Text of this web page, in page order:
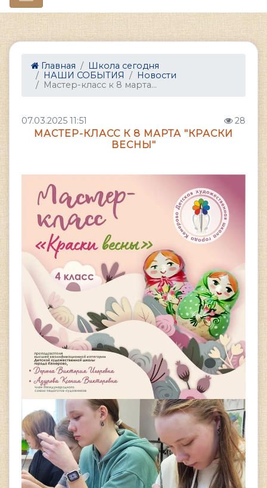
Главная
Школа сегодня
НАШИ СОБЫТИЯ
Новости
Мастер-класс к 8 марта...
07.03.2025 11:51 28
МАСТЕР-КЛАСС К 8 МАРТА "КРАСКИ
ВЕСНЫ"